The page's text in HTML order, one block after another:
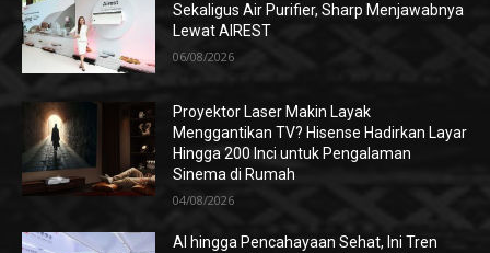
Sekaligus Air Purifier, Sharp Menjawabnya
Lewat AIREST
06/08/2026
Proyektor Laser Makin Layak
Menggantikan TV? Hisense Hadirkan Layar
Hingga 200 Inci untuk Pengalaman
Sinema di Rumah
04/08/2026
AI hingga Pencahayaan Sehat, Ini Tren